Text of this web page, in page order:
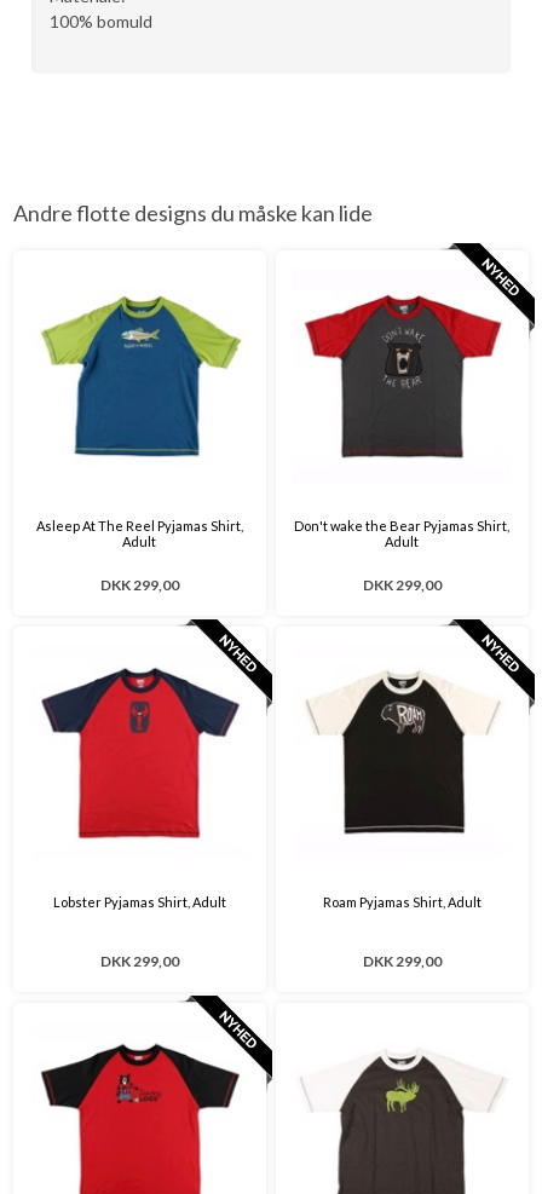
100% bomuld
Andre flotte designs du måske kan lide
Asleep At The Reel Pyjamas Shirt,
Adult
DKK 299,00
Don't wake the Bear Pyjamas Shirt,
Adult
DKK 299,00
Lobster Pyjamas Shirt, Adult
DKK 299,00
Roam Pyjamas Shirt, Adult
DKK 299,00